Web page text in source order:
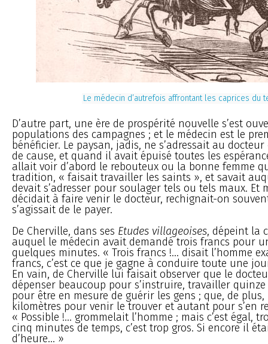
Le médecin d’autrefois affrontant les caprices du
D’autre part, une ère de prospérité nouvelle s’est
populations des campagnes ; et le médecin est le
bénéficier. Le paysan, jadis, ne s’adressait au docteur
de cause, et quand il avait épuisé toutes les
allait voir d’abord le rebouteux ou la bonne femme
tradition, « faisait travailler les saints », et savait
devait s’adresser pour soulager tels ou tels maux. Et
décidait à faire venir le docteur, rechignait-on
s’agissait de le payer.
De Cherville, dans ses Etudes villageoises, dépeint la
auquel le médecin avait demandé trois francs pour
quelques minutes. « Trois francs !... disait l’homme
francs, c’est ce que je gagne à conduire toute une
En vain, de Cherville lui faisait observer que le
dépenser beaucoup pour s’instruire, travailler
pour être en mesure de guérir les gens ; que, de
kilomètres pour venir le trouver et autant pour s’en
« Possible !... grommelait l’homme ; mais c’est égal,
cinq minutes de temps, c’est trop gros. Si encore il
d’heure... »